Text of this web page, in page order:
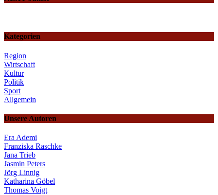
Kategorien
Region
Wirtschaft
Kultur
Politik
Sport
Allgemein
Unsere Autoren
Era Ademi
Franziska Raschke
Jana Trieb
Jasmin Peters
Jörg Linnig
Katharina Göbel
Thomas Voigt